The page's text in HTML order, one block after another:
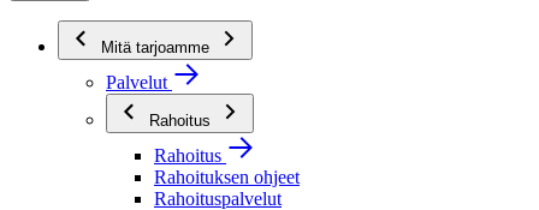
Mitä tarjoamme
Palvelut
Rahoitus
Rahoitus
Rahoituksen ohjeet
Rahoituspalvelut